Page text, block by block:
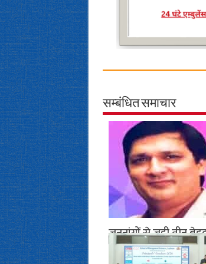
सम्बंधित समाचार
जननांगों से जुड़ी तीन
दुर्लभ जन्मजात समस्याओं